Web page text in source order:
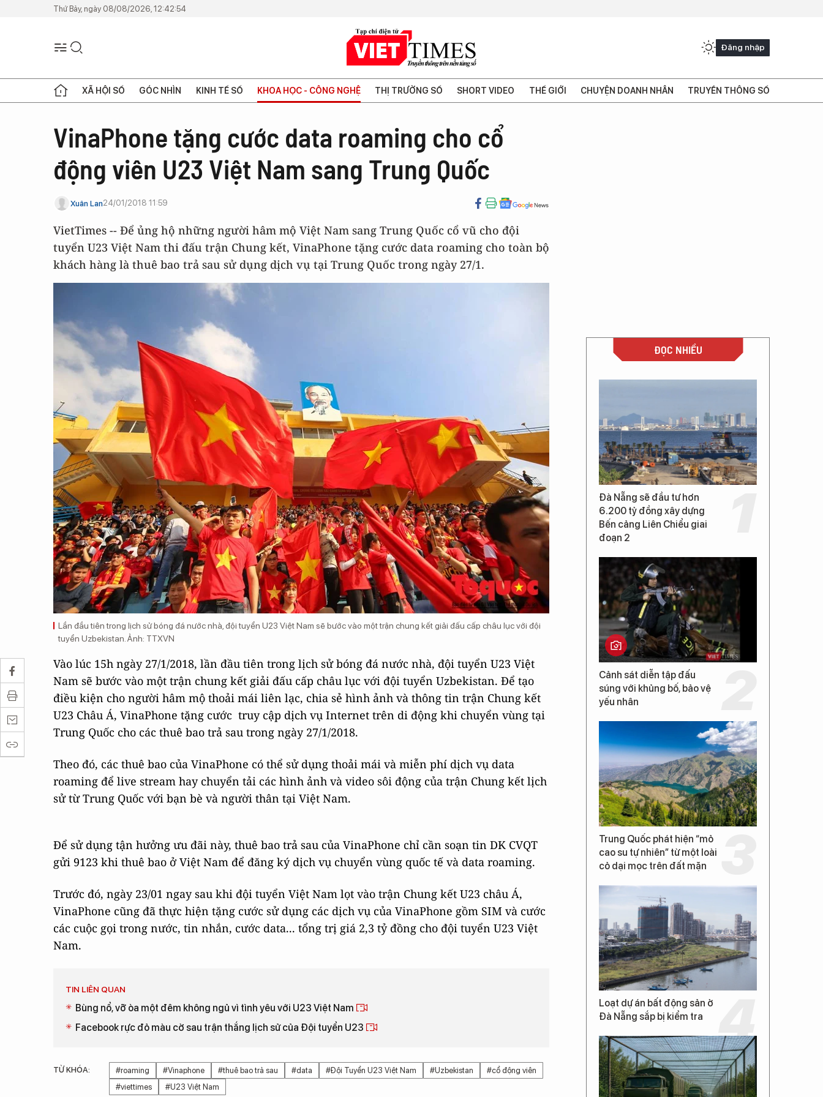
Thứ Bảy, ngày 08/08/2026, 12:42:54
Đăng nhập
XÃ HỘI SỐ GÓC NHÌN KINH TẾ SỐ KHOA HỌC - CÔNG NGHỆ THỊ TRƯỜNG SỐ SHORT VIDEO THẾ GIỚI CHUYỆN DOANH NHÂN TRUYỀN THÔNG SỐ
VinaPhone tặng cước data roaming cho cổ
động viên U23 Việt Nam sang Trung Quốc
Xuân Lan24/01/2018 11:59
VietTimes -- Để ủng hộ những người hâm mộ Việt Nam sang Trung Quốc cổ vũ cho đội
tuyển U23 Việt Nam thi đấu trận Chung kết, VinaPhone tặng cước data roaming cho toàn bộ
khách hàng là thuê bao trả sau sử dụng dịch vụ tại Trung Quốc trong ngày 27/1.
Lần đầu tiên trong lịch sử bóng đá nước nhà, đội tuyển U23 Việt Nam sẽ bước vào một trận chung kết giải đấu cấp châu lục với đội
tuyển Uzbekistan. Ảnh: TTXVN
Vào lúc 15h ngày 27/1/2018, lần đầu tiên trong lịch sử bóng đá nước nhà, đội tuyển U23 Việt
Nam sẽ bước vào một trận chung kết giải đấu cấp châu lục với đội tuyển Uzbekistan. Để tạo
điều kiện cho người hâm mộ thoải mái liên lạc, chia sẻ hình ảnh và thông tin trận Chung kết
U23 Châu Á, VinaPhone tặng cước truy cập dịch vụ Internet trên di động khi chuyển vùng tại
Trung Quốc cho các thuê bao trả sau trong ngày 27/1/2018.
Theo đó, các thuê bao của VinaPhone có thể sử dụng thoải mái và miễn phí dịch vụ data
roaming để live stream hay chuyển tải các hình ảnh và video sôi động của trận Chung kết lịch
sử từ Trung Quốc với bạn bè và người thân tại Việt Nam.
Để sử dụng tận hưởng ưu đãi này, thuê bao trả sau của VinaPhone chỉ cần soạn tin DK CVQT
gửi 9123 khi thuê bao ở Việt Nam để đăng ký dịch vụ chuyển vùng quốc tế và data roaming.
Trước đó, ngày 23/01 ngay sau khi đội tuyển Việt Nam lọt vào trận Chung kết U23 châu Á,
VinaPhone cũng đã thực hiện tặng cước sử dụng các dịch vụ của VinaPhone gồm SIM và cước
các cuộc gọi trong nước, tin nhắn, cước data... tổng trị giá 2,3 tỷ đồng cho đội tuyển U23 Việt
Nam.
TIN LIÊN QUAN
Bùng nổ, vỡ òa một đêm không ngủ vì tình yêu với U23 Việt Nam
Facebook rực đỏ màu cờ sau trận thắng lịch sử của Đội tuyển U23
TỪ KHÓA: #roaming #Vinaphone #thuê bao trả sau #data #Đội Tuyển U23 Việt Nam #Uzbekistan
#cổ động viên
#viettimes
#U23 Việt Nam
ĐỌC NHIỀU
Đà Nẵng sẽ đầu tư hơn
6.200 tỷ đồng xây dựng
Bến cảng Liên Chiểu giai
đoạn 2
Cảnh sát diễn tập đấu
súng với khủng bố, bảo vệ
yếu nhân
Trung Quốc phát hiện “mỏ
cao su tự nhiên” từ một loài
cỏ dại mọc trên đất mặn
Loạt dự án bất động sản ở
Đà Nẵng sắp bị kiểm tra